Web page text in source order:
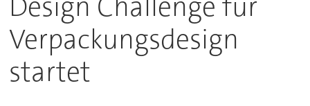
Verpackungsdesign
startet